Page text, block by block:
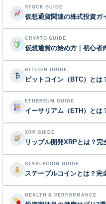
STOCK GUIDE
仮想通貨関連の株式投資ガ
CRYPTO GUIDE
仮想通貨の始め方｜初心者
₿
BITCOIN GUIDE
ビットコイン（BTC）とは
ETHEREUM GUIDE
イーサリアム（ETH）とは
XRP GUIDE
リップル開発XRPとは？完
STABLECOIN GUIDE
ステーブルコインとは？完
HEALTH & PERFORMANCE